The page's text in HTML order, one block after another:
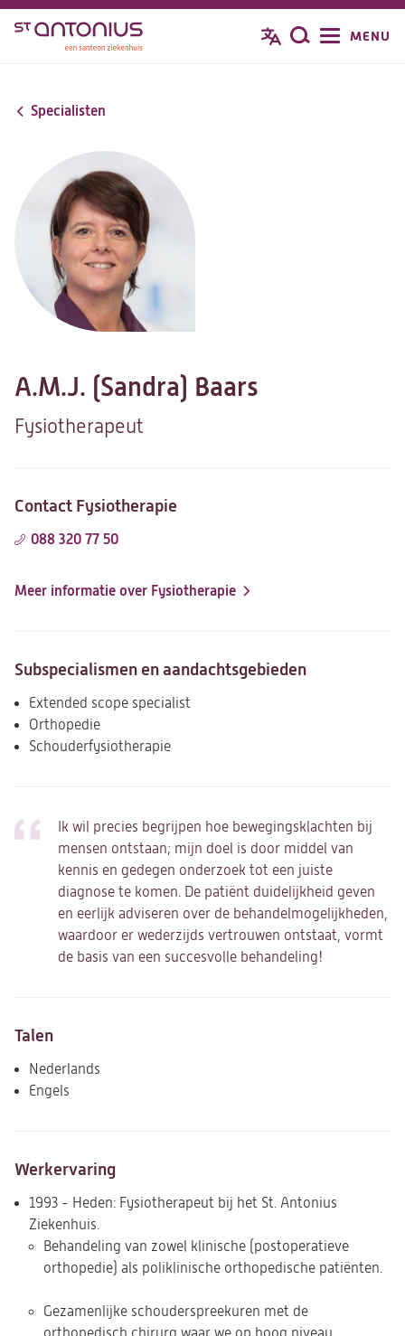
Overslaan
inhoud
Zoeken
MENU
Specialisten
A.M.J. (Sandra) Baars
Fysiotherapeut
Contact Fysiotherapie
088 320 77 50
Meer informatie over Fysiotherapie
Subspecialismen en aandachtsgebieden
Extended scope specialist
Orthopedie
Schouderfysiotherapie
Ik wil precies begrijpen hoe bewegingsklachten bij
mensen ontstaan; mijn doel is door middel van
kennis en gedegen onderzoek tot een juiste
diagnose te komen. De patiënt duidelijkheid geven
en eerlijk adviseren over de behandelmogelijkheden,
waardoor er wederzijds vertrouwen ontstaat, vormt
de basis van een succesvolle behandeling!
Talen
Nederlands
Engels
Werkervaring
1993 - Heden: Fysiotherapeut bij het St. Antonius
Ziekenhuis.
Behandeling van zowel klinische (postoperatieve
orthopedie) als poliklinische orthopedische patiënten.
Gezamenlijke schouderspreekuren met de